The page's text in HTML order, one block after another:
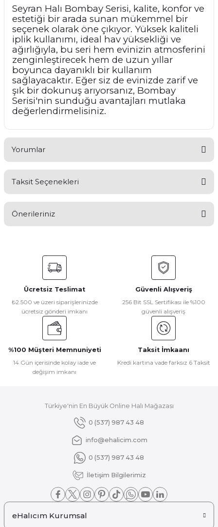
Seyran Halı Bombay Serisi, kalite, konfor ve
estetiği bir arada sunan mükemmel bir
seçenek olarak öne çıkıyor. Yüksek kaliteli
iplik kullanımı, ideal hav yüksekliği ve
ağırlığıyla, bu seri hem evinizin atmosferini
zenginleştirecek hem de uzun yıllar
boyunca dayanıklı bir kullanım
sağlayacaktır. Eğer siz de evinizde zarif ve
şık bir dokunuş arıyorsanız, Bombay
Serisi'nin sunduğu avantajları mutlaka
değerlendirmelisiniz.
Yorumlar
Yorum Yaz
Taksit Seçenekleri
Önerileriniz
konularda yetersiz gördüğünüz noktaları öneri formunu
kullanarak tarafımıza iletebilirsiniz.
Görüş ve önerileriniz için teşekkür ederiz.
Ürün resmi kalitesiz, bozuk veya görüntülenemiyor.
Ürün açıklamasında eksik bilgiler bulunuyor.
Ürün bilgilerinde hatalar bulunuyor.
Ürün fiyatı diğer sitelerden daha pahalı.
Gönder
Ücretsiz Teslimat
₺2.500 ve üzeri siparişlerinizde
ücretsiz gönderi imkanı
Güvenli Alışveriş
256 Bit SSL Sertifikası ile %100
güvenli alışveriş
%100 Müşteri Memnuniyeti
14 Gün içerisinde kolay iade ve
değişim imkanı
Taksit İmkaanı
Kredi kartına vade farksız 6 Taksit
Türkiye'nin En Büyük Online Halı Mağazası
0 (537) 987 43 48
info@ehalicim.com
0 (537) 987 43 48
İletişim Bilgilerimiz
eHalıcım Kurumsal